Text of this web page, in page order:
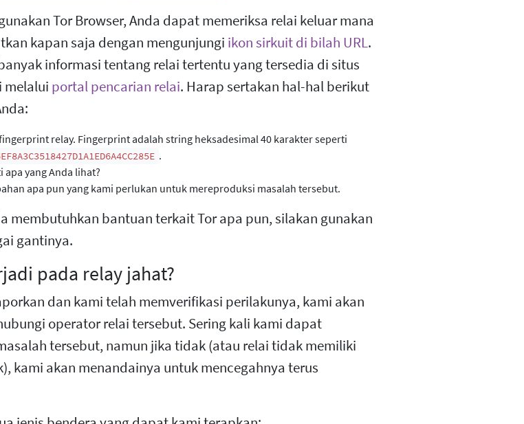
Tor Browser, Anda dapat memeriksa relai keluar mana
kapan saja dengan mengunjungi ikon sirkuit di bilah URL.
informasi tentang relai tertentu yang tersedia di situs
melalui portal pencarian relai. Harap sertakan hal-hal berikut
relay. Fingerprint adalah string heksadesimal 40 karakter seperti
.
apa yang Anda lihat?
apa pun yang kami perlukan untuk mereproduksi masalah tersebut.
membutuhkan bantuan terkait Tor apa pun, silakan gunakan
gantinya.
pada relay jahat?
dan kami telah memverifikasi perilakunya, kami akan
operator relai tersebut. Sering kali kami dapat
tersebut, namun jika tidak (atau relai tidak memiliki
kami akan menandainya untuk mencegahnya terus